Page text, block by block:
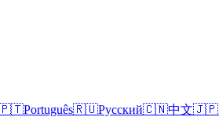
Português🇷🇺Русский🇨🇳中文🇯🇵